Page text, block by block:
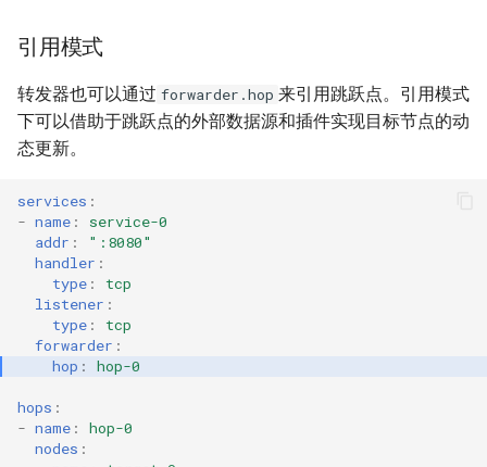
路由隧道
网络命名空间
ICMP通道
Unix域套接字重定向
监控指标
RUDP
REDU
OHTTP
引用模式
转发器也可以通过 forwarder.hop 来引用跳跃点。引用模式
下可以借助于跳跃点的外部数据源和插件实现目标节点的动
态更新。
services :
- name :
service-0
addr :
":8080"
handler :
type :
tcp
listener :
type :
tcp
forwarder :
hop : hop-0
hops :
- name :
hop-0
nodes :